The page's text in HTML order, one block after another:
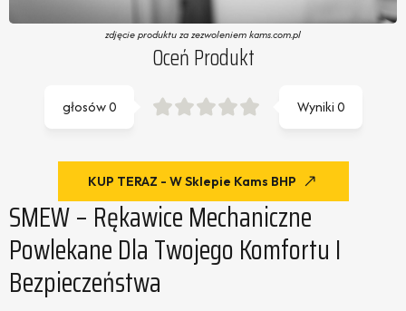
zdjęcie produktu za zezwoleniem kams.com.pl
Oceń Produkt
Wyniki0
głosów0
KUP TERAZ - W Sklepie Kams BHP
SMEW – Rękawice Mechaniczne
Powlekane Dla Twojego Komfortu I
Bezpieczeństwa